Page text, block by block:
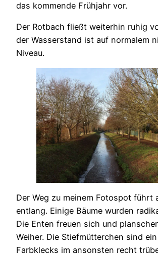
das kommende Frühjahr vor.
Der Rotbach fließt weiterhin ruhig
der Wasserstand ist auf normalem
Niveau.
Der Weg zu meinem Fotospot führt
entlang. Einige Bäume wurden
Die Enten freuen sich und
Weiher. Die Stiefmütterchen sind
Farbklecks im ansonsten recht